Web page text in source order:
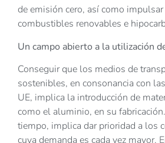
de emisión cero, así como
combustibles renovables e
Un campo abierto a la utilización
Conseguir que los medios de
sostenibles, en consonancia con
UE, implica la introducción de
como el aluminio, en su
tiempo, implica dar prioridad a los
cuya demanda es cada vez mayor.